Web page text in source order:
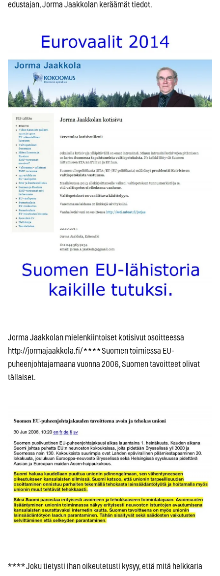
edustajan, Jorma Jaakkolan keräämät tiedot.
Jorma Jaakkolan mielenkiintoiset kotisivut osoitteessa
http://jormajaakkola.fi/ * * * * Suomen toimiessa EU-
puheenjohtajamaana vuonna 2006, Suomen tavoitteet olivat
tällaiset.
* * * * Joku tietysti ihan oikeutetusti kysyy, että mitä helkkaria